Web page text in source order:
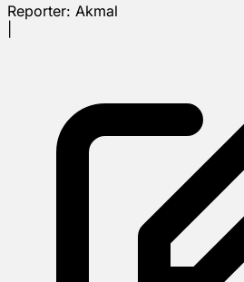
Reporter: Akmal